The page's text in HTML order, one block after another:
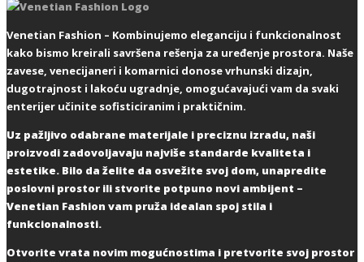
Venetian Fashion – Kombinujemo eleganciju i funkcionalnost
kako bismo kreirali savršena rešenja za uređenje prostora. Naše
zavese, venecijaneri i komarnici donose vrhunski dizajn,
dugotrajnost i lakoću ugradnje, omogućavajući vam da svaki
enterijer učinite sofisticiranim i praktičnim.
Uz pažljivo odabrane materijale i preciznu izradu, naši
proizvodi zadovoljavaju najviše standarde kvaliteta i
estetike. Bilo da želite da osvežite svoj dom, unapredite
poslovni prostor ili stvorite potpuno novi ambijent –
Venetian Fashion vam pruža idealan spoj stila i
funkcionalnosti.
Otvorite vrata novim mogućnostima i pretvorite svoj prostor